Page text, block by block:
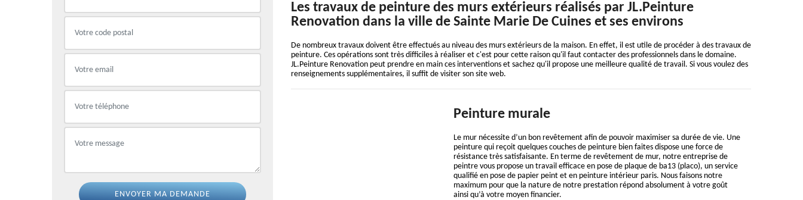
Les travaux de peinture des murs extérieurs réalisés par JL.Peinture
Renovation dans la ville de Sainte Marie De Cuines et ses environs
De nombreux travaux doivent être effectués au niveau des murs extérieurs de la maison. En effet, il est utile de procéder à des travaux de
peinture. Ces opérations sont très difficiles à réaliser et c'est pour cette raison qu'il faut contacter des professionnels dans le domaine.
JL.Peinture Renovation peut prendre en main ces interventions et sachez qu'il propose une meilleure qualité de travail. Si vous voulez des
renseignements supplémentaires, il suffit de visiter son site web.
Peinture murale
Le mur nécessite d’un bon revêtement afin de pouvoir maximiser sa durée de vie. Une
peinture qui reçoit quelques couches de peinture bien faites dispose une force de
résistance très satisfaisante. En terme de revêtement de mur, notre entreprise de
peintre vous propose un travail efficace en pose de plaque de ba13 (placo), un service
qualifié en pose de papier peint et en peinture intérieur paris. Nous faisons notre
maximum pour que la nature de notre prestation répond absolument à votre goût
ainsi qu’à votre moyen financier.